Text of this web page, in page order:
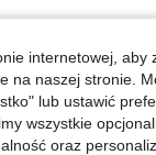
(0)
internetowej, aby
na naszej stronie.
lub ustawić
wszystkie
oraz